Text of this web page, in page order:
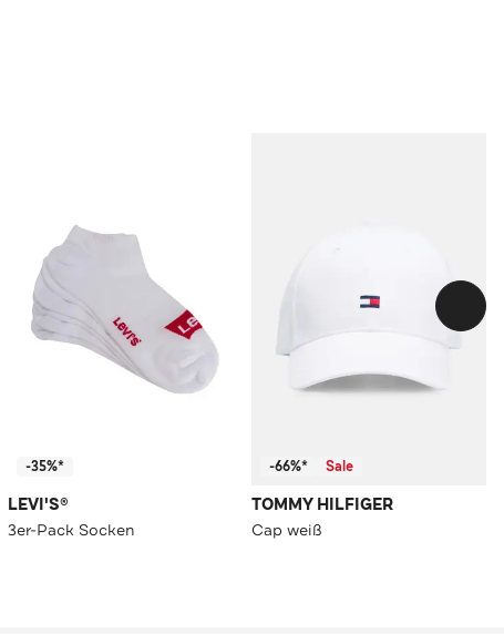
-35%*
LEVI'S®
3er-Pack Socken
-66%* Sale
TOMMY HILFIGER
Cap weiß